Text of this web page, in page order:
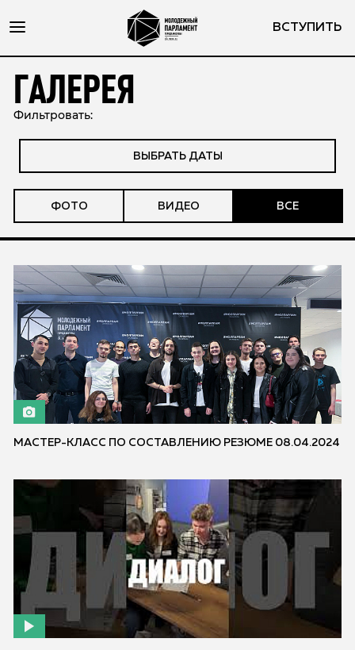
ВСТУПИТЬ
ГАЛЕРЕЯ
Фильтровать:
ВЫБРАТЬ ДАТЫ
ФОТО ВИДЕО ВСЕ
МАСТЕР-КЛАСС ПО СОСТАВЛЕНИЮ РЕЗЮМЕ 08.04.2024